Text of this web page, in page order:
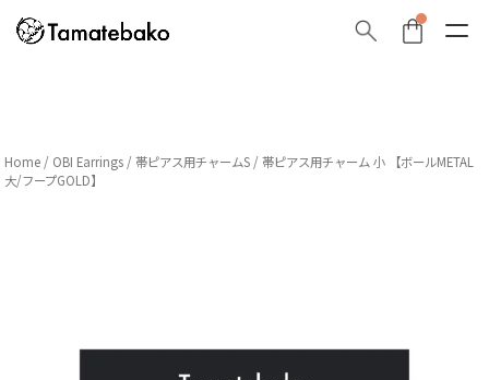
Home / OBI Earrings /帯ピアス用チャームS / 帯ピアス用チャーム 小 【ボールMETAL
大/フープGOLD】